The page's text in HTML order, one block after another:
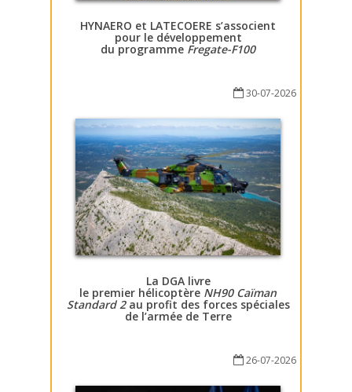
HYNAERO et LATECOERE s’associent
pour le développement
du programme Fregate-F100
30-07-2026
La DGA livre
le premier hélicoptère NH90 Caïman
Standard 2au profit des forces spéciales
de l’armée de Terre
26-07-2026